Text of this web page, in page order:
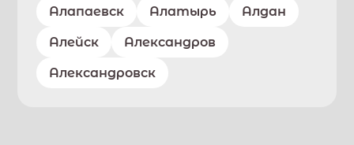
Алапаевск Алатырь Алдан
Алейск Александров
Александровск